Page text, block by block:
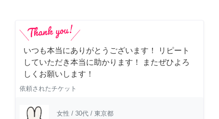
いつも本当にありがとうございます！ リピート
していただき本当に助かります！ またぜひよろ
しくお願いします！
依頼されたチケット
女性 / 30代 / 東京都